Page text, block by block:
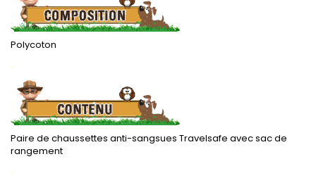
Polycoton
.
Paire de chaussettes anti-sangsues Travelsafe avec sac de
rangement
.